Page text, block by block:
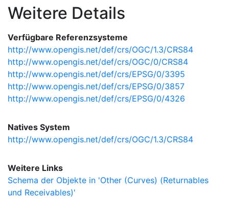
Weitere Details
Verfügbare Referenzsysteme
http://www.opengis.net/def/crs/OGC/1.3/CRS84
http://www.opengis.net/def/crs/OGC/0/CRS84
http://www.opengis.net/def/crs/EPSG/0/3395
http://www.opengis.net/def/crs/EPSG/0/3857
http://www.opengis.net/def/crs/EPSG/0/4326
Natives System
http://www.opengis.net/def/crs/OGC/1.3/CRS84
Weitere Links
Schema der Objekte in 'Other (Curves) (Returnables
und Receivables)'